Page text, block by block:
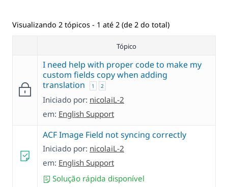
Visualizando 2 tópicos - 1 até 2 (de 2 do total)
Tópico
I need help with proper code to make my
custom fields copy when adding
translation
1 2
Iniciado por: nicolaiL-2
em: English Support
ACF Image Field not syncing correctly
Iniciado por: nicolaiL-2
em: English Support
Solução rápida disponível